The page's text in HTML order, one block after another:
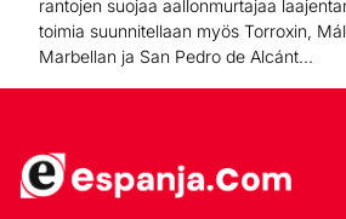
rantojen suojaa aallonmurtajaa
toimia suunnitellaan myös Torroxin,
Marbellan ja San Pedro de Alcánt...